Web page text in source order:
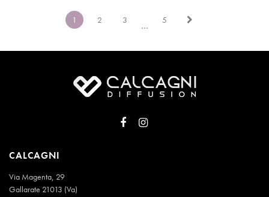
1 2 3 … 5
CALCAGNI
Via Magenta, 29
Gallarate 21013 (Va)